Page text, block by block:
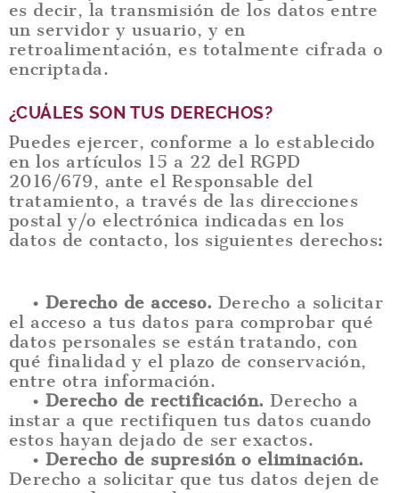
es decir, la transmisión de los datos entre
un servidor y usuario, y en
retroalimentación, es totalmente cifrada o
encriptada.
¿CUÁLES SON TUS DERECHOS?
Puedes ejercer, conforme a lo establecido
en los artículos 15 a 22 del RGPD
2016/679, ante el Responsable del
tratamiento, a través de las direcciones
postal y/o electrónica indicadas en los
datos de contacto, los siguientes derechos:
• Derecho de acceso. Derecho a solicitar
el acceso a tus datos para comprobar qué
datos personales se están tratando, con
qué finalidad y el plazo de conservación,
entre otra información.
• Derecho de rectificación. Derecho a
instar a que rectifiquen tus datos cuando
estos hayan dejado de ser exactos.
• Derecho de supresión o eliminación.
Derecho a solicitar que tus datos dejen de